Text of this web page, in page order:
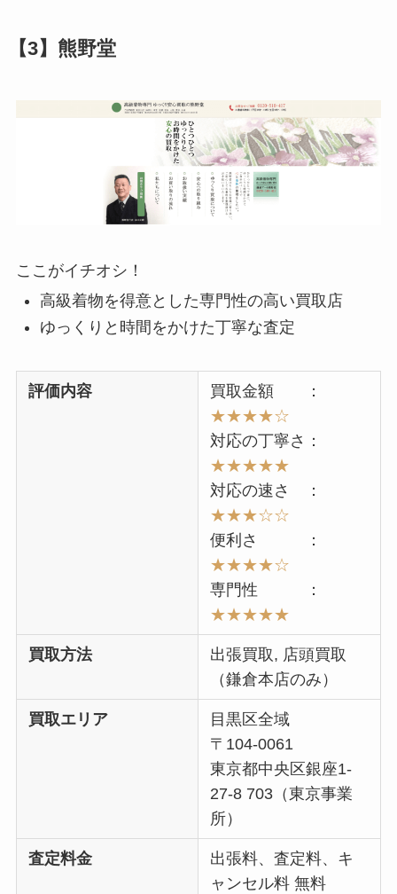
【3】熊野堂
ここがイチオシ！
高級着物を得意とした専門性の高い買取店
ゆっくりと時間をかけた丁寧な査定
評価内容
買取金額 ：
★★★★☆
対応の丁寧さ：
★★★★★
対応の速さ ：
★★★☆☆
便利さ ：
★★★★☆
専門性 ：
★★★★★
買取方法
出張買取, 店頭買取
（鎌倉本店のみ）
買取エリア
目黒区全域
〒104-0061
東京都中央区銀座1-
27-8 703（東京事業
所）
査定料金
出張料、査定料、キ
ャンセル料 無料